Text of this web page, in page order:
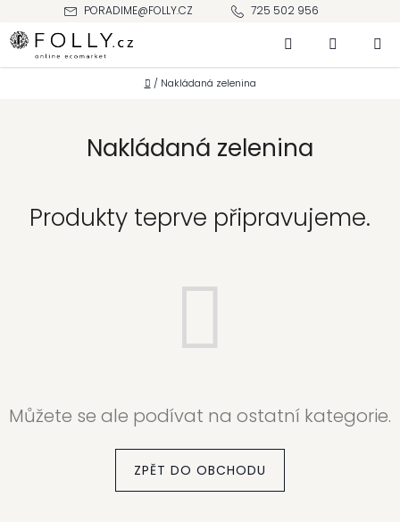
obsah
PORADIME@FOLLY.CZ 725 502 956
Hledat NÁKUPNÍ
KOŠÍK
Domů
/ Nakládaná zelenina
Nakládaná zelenina
Produkty teprve připravujeme.
Můžete se ale podívat na ostatní kategorie.
ZPĚT DO OBCHODU